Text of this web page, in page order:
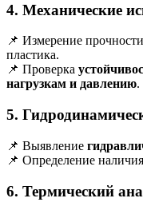
4. Механические
📌 Измерение
пластика.
📌 Проверка
нагрузкам и давлению.
5.
📌 Выявление
📌 Определение
6. Термический